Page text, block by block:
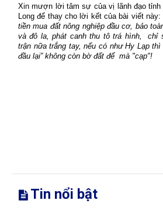
Xin mượn lời tâm sự của vị lãnh đạo
Long để thay cho lời kết của bài viết này:
tiền mua đất nông nghiệp đầu cơ, bảo
và đô la, phát canh thu tô trá hình,
chỉ
trận nữa trắng tay, nếu có như Hy Lạp
đầu lại” không còn bờ đất để mà "cạp"!
Tin nổi bật